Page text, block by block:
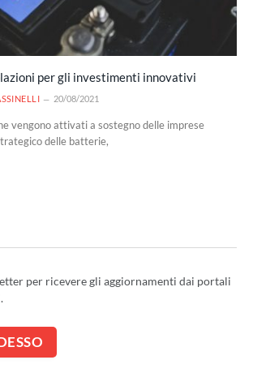
per gli investimenti innovativi
20/08/2021
vengono attivati a sostegno delle imprese
delle batterie,
per ricevere gli aggiornamenti dai portali